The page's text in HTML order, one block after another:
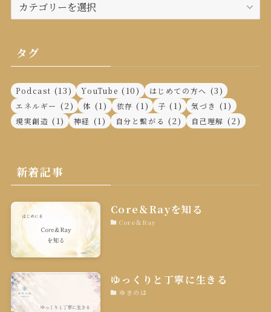
テ
リ
ー
タグ
Podcast (13) YouTube (10) はじめての方へ (3)
エネルギー (2) 体 (1) 依存 (1) 子 (1) 気づき (1)
現実創造 (1) 神経 (1) 自分と繋がる (2) 自己理解 (2)
新着記事
Core＆Rayを知る
Core＆Ray
ゆっくりと丁寧に生きる
ゆきのは